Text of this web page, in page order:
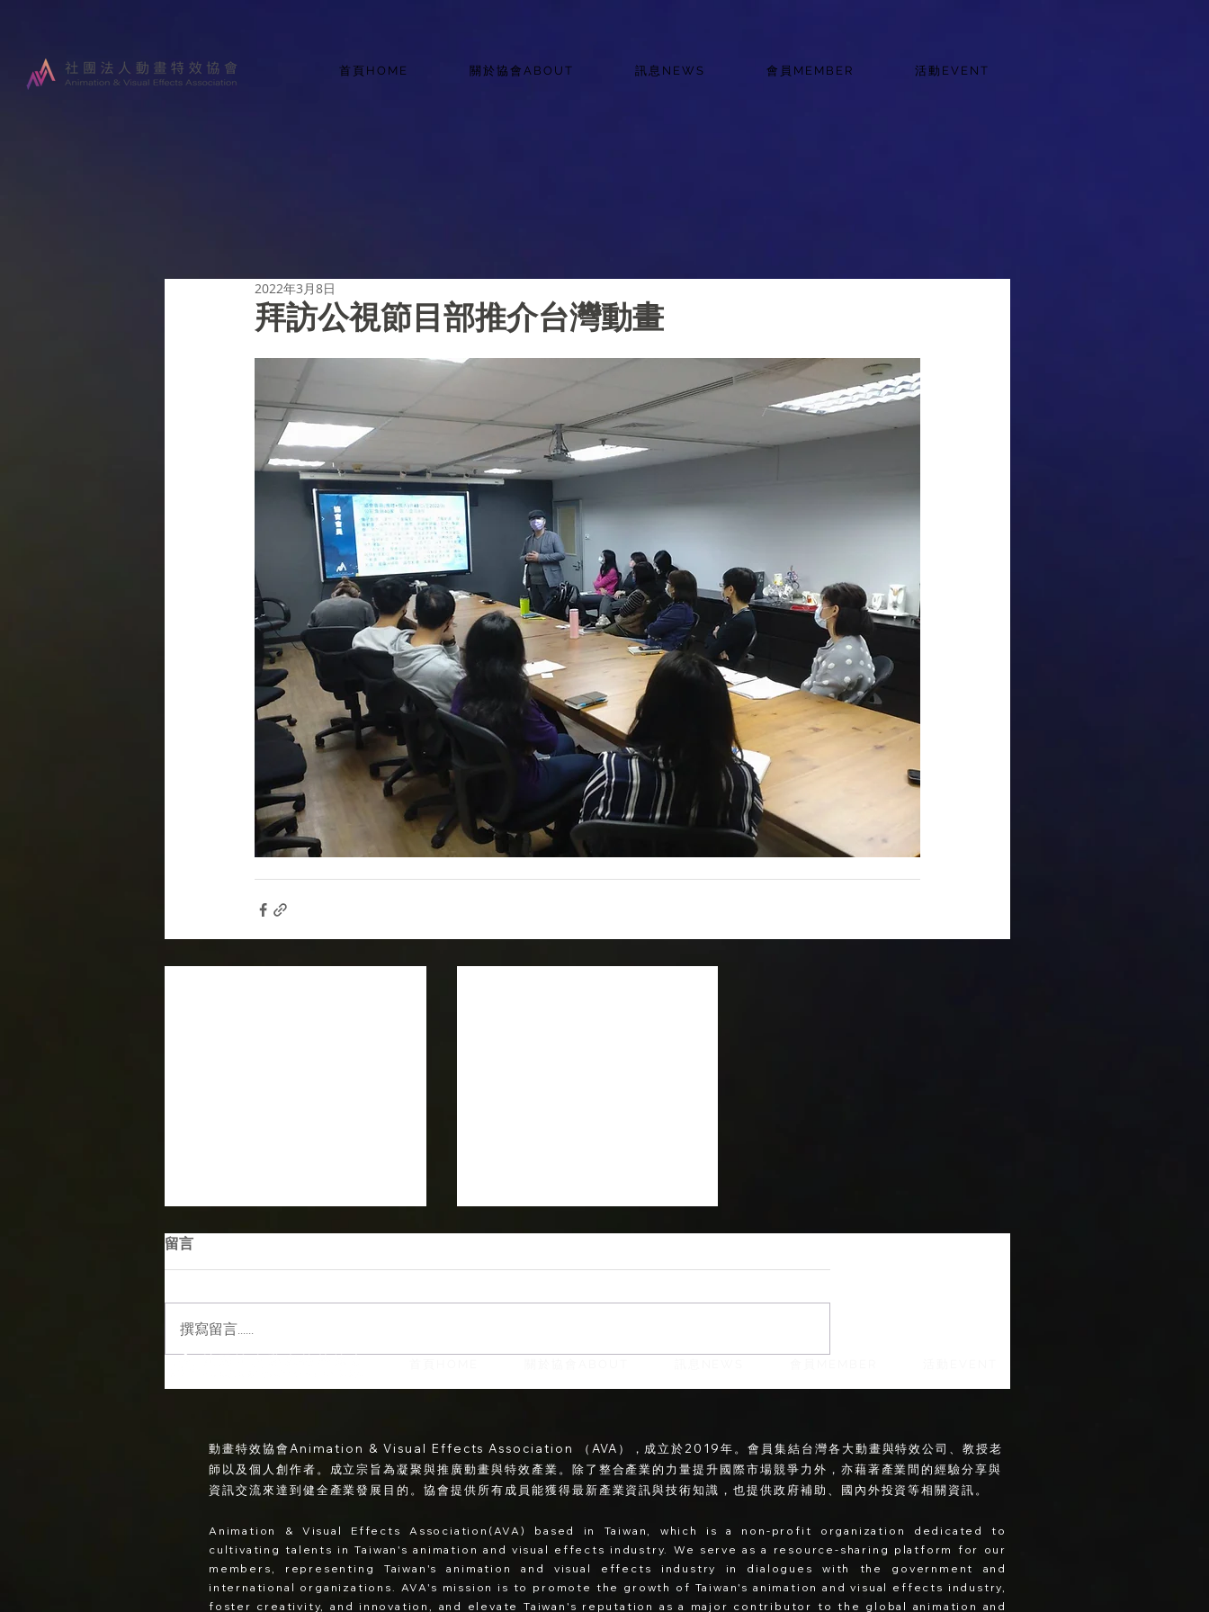
首頁HOME 關於協會ABOUT 訊息NEWS 會員MEMBER 活動EVENT
拜訪公視節目部推介台灣動畫
2022年3月8日
【AVA 全新企劃系列首發】解
【TDAL】從傳統拍攝到虛擬
留言
撰寫留言......
動畫特效協會Animation & Visual Effects Association （AVA），成立於2019年。會員集結台灣各大動畫與特效公司、教授老
師以及個人創作者。成立宗旨為凝聚與推廣動畫與特效產業。除了整合產業的力量提升國際市場競爭力外，亦藉著產業間的經驗分享與
資訊交流來達到健全產業發展目的。協會提供所有成員能獲得最新產業資訊與技術知識，也提供政府補助、國內外投資等相關資訊。
Animation & Visual Effects Association(AVA) based in Taiwan, which is a non-profit organization dedicated to
cultivating talents in Taiwan's animation and visual effects industry. We serve as a resource-sharing platform for our
member s , represe nting Taiwan's animation and visual effects industry in dialogues with the government and
international organizations. AVA's mission is to promote the growth of Taiwan's animation and visual effects industry,
foster creativity, and innovation, and elevate Taiwan's reputation as a major contributor to the global animation and